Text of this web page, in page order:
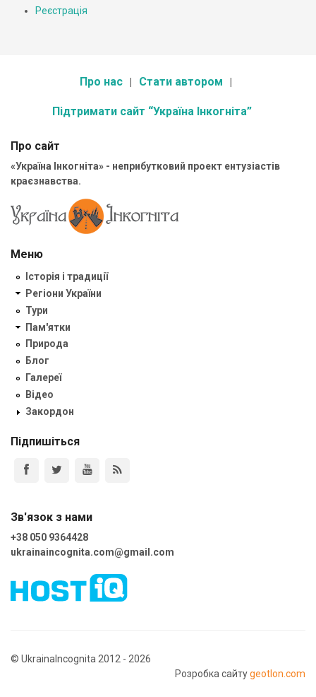
Реєстрація
Про нас Стати автором
Підтримати сайт “Україна Інкогніта”
Про сайт
«Україна Інкогніта» - неприбутковий проект ентузіастів
краєзнавства.
Меню
Історія і традиції
Регіони України
Тури
Пам'ятки
Природа
Блог
Галереї
Відео
Закордон
Підпишіться
Зв'язок з нами
+38 050 9364428
ukrainaincognita.com@gmail.com
© UkrainaIncognita 2012 - 2026
Розробка сайтуgeotlon.com